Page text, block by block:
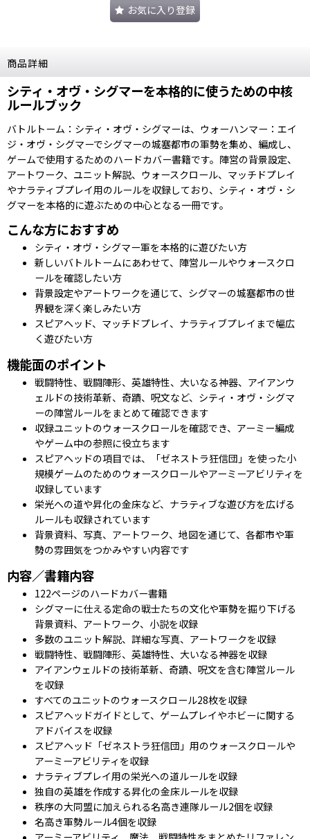
お気に入り登録
商品詳細
シティ・オヴ・シグマーを本格的に使うための中核
ルールブック
バトルトーム：シティ・オヴ・シグマーは、ウォーハンマー：エイ
ジ・オヴ・シグマーでシグマーの城塞都市の軍勢を集め、編成し、
ゲームで使用するためのハードカバー書籍です。陣営の背景設定、
アートワーク、ユニット解説、ウォースクロール、マッチドプレイ
やナラティブプレイ用のルールを収録しており、シティ・オヴ・シ
グマーを本格的に遊ぶための中心となる一冊です。
こんな方におすすめ
シティ・オヴ・シグマー軍を本格的に遊びたい方
新しいバトルトームにあわせて、陣営ルールやウォースクロ
ールを確認したい方
背景設定やアートワークを通じて、シグマーの城塞都市の世
界観を深く楽しみたい方
スピアヘッド、マッチドプレイ、ナラティブプレイまで幅広
く遊びたい方
機能面のポイント
戦闘特性、戦闘陣形、英雄特性、大いなる神器、アイアンウ
ェルドの技術革新、奇蹟、呪文など、シティ・オヴ・シグマ
ーの陣営ルールをまとめて確認できます
収録ユニットのウォースクロールを確認でき、アーミー編成
やゲーム中の参照に役立ちます
スピアヘッドの項目では、「ゼネストラ狂信団」を使った小
規模ゲームのためのウォースクロールやアーミーアビリティを
収録しています
栄光への道や昇化の金床など、ナラティブな遊び方を広げる
ルールも収録されています
背景資料、写真、アートワーク、地図を通じて、各都市や軍
勢の雰囲気をつかみやすい内容です
内容／書籍内容
122ページのハードカバー書籍
シグマーに仕える定命の戦士たちの文化や軍勢を掘り下げる
背景資料、アートワーク、小説を収録
多数のユニット解説、詳細な写真、アートワークを収録
戦闘特性、戦闘陣形、英雄特性、大いなる神器を収録
アイアンウェルドの技術革新、奇蹟、呪文を含む陣営ルール
を収録
すべてのユニットのウォースクロール28枚を収録
スピアヘッドガイドとして、ゲームプレイやホビーに関する
アドバイスを収録
スピアヘッド「ゼネストラ狂信団」用のウォースクロールや
アーミーアビリティを収録
ナラティブプレイ用の栄光への道ルールを収録
独自の英雄を作成する昇化の金床ルールを収録
秩序の大同盟に加えられる名高き連隊ルール2個を収録
名高き軍勢ルール4個を収録